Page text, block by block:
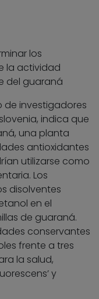
los
la actividad
del guaraná
de investigadores
indica que
una planta
antioxidantes
utilizarse como
Los
disolventes
en el
de guaraná.
conservantes
frente a tres
la salud,
y